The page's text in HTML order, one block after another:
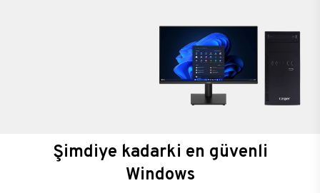
Şimdiye kadarki en güvenli
Windows